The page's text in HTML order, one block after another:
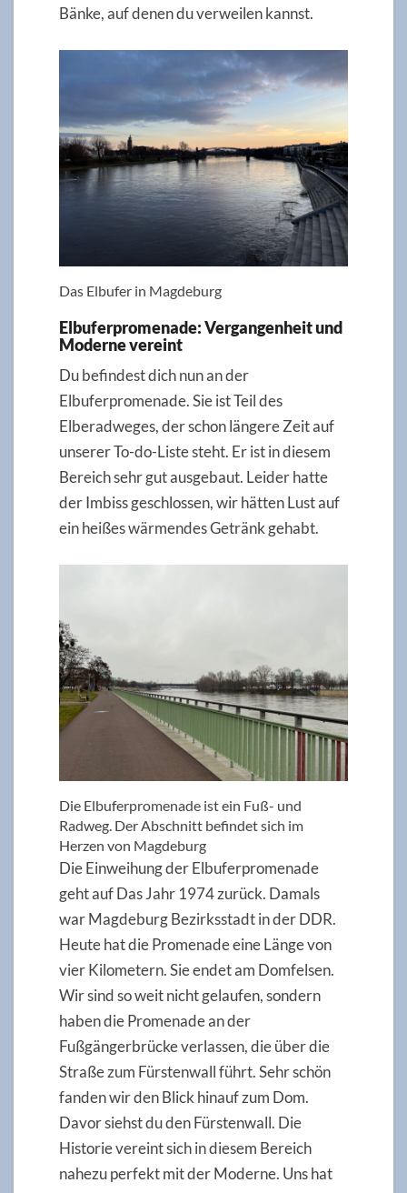
Bänke, auf denen du verweilen kannst.
Das Elbufer in Magdeburg
Elbuferpromenade: Vergangenheit und
Moderne vereint
Du befindest dich nun an der
Elbuferpromenade. Sie ist Teil des
Elberadweges, der schon längere Zeit auf
unserer To-do-Liste steht. Er ist in diesem
Bereich sehr gut ausgebaut. Leider hatte
der Imbiss geschlossen, wir hätten Lust auf
ein heißes wärmendes Getränk gehabt.
Die Elbuferpromenade ist ein Fuß- und
Radweg. Der Abschnitt befindet sich im
Herzen von Magdeburg
Die Einweihung der Elbuferpromenade
geht auf Das Jahr 1974 zurück. Damals
war Magdeburg Bezirksstadt in der DDR.
Heute hat die Promenade eine Länge von
vier Kilometern. Sie endet am Domfelsen.
Wir sind so weit nicht gelaufen, sondern
haben die Promenade an der
Fußgängerbrücke verlassen, die über die
Straße zum Fürstenwall führt. Sehr schön
fanden wir den Blick hinauf zum Dom.
Davor siehst du den Fürstenwall. Die
Historie vereint sich in diesem Bereich
nahezu perfekt mit der Moderne. Uns hat